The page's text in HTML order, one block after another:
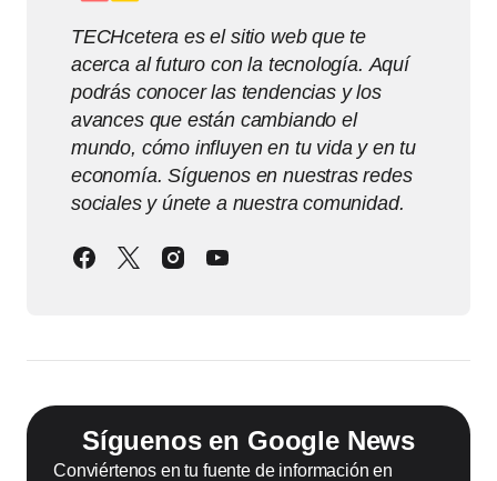
TECHcetera es el sitio web que te
acerca al futuro con la tecnología. Aquí
podrás conocer las tendencias y los
avances que están cambiando el
mundo, cómo influyen en tu vida y en tu
economía. Síguenos en nuestras redes
sociales y únete a nuestra comunidad.
Síguenos en Google News
Conviértenos en tu fuente de información en